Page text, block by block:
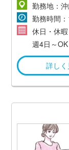
勤務地：
勤務時間
休日・休
週4日～OK
詳し